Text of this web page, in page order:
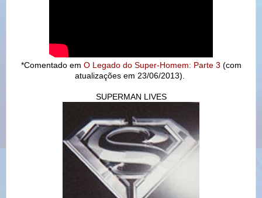
*Comentado em O Legado do Super-Homem: Parte 3 (com
atualizações em 23/06/2013).
SUPERMAN LIVES